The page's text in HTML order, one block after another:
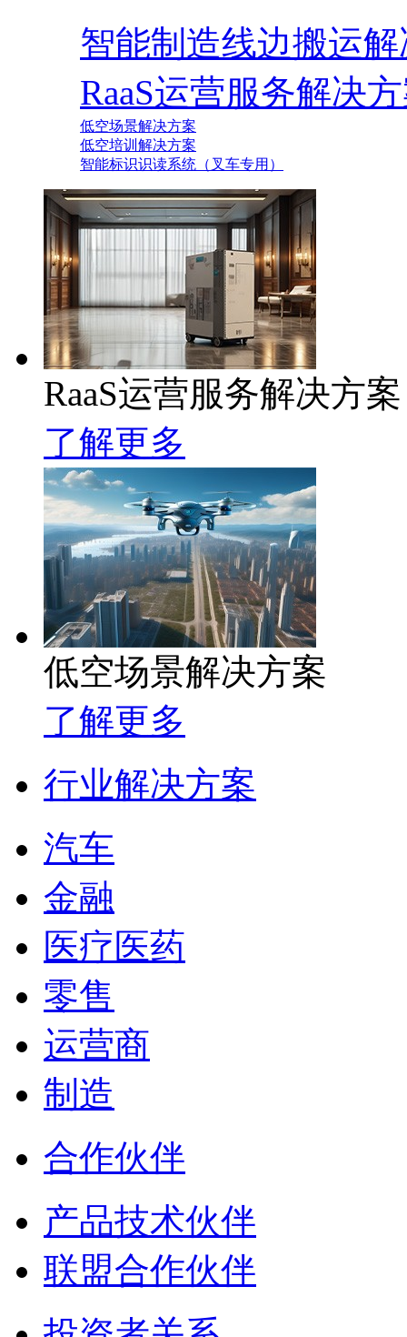
智能制造线边搬运
RaaS运营服务解决
低空场景解决方案
低空培训解决方案
智能标识识读系统（叉车专用）
RaaS运营服务解决方案
了解更多
低空场景解决方案
了解更多
行业解决方案
汽车
金融
医疗医药
零售
运营商
制造
合作伙伴
产品技术伙伴
联盟合作伙伴